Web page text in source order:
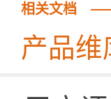
相关文档
产品维